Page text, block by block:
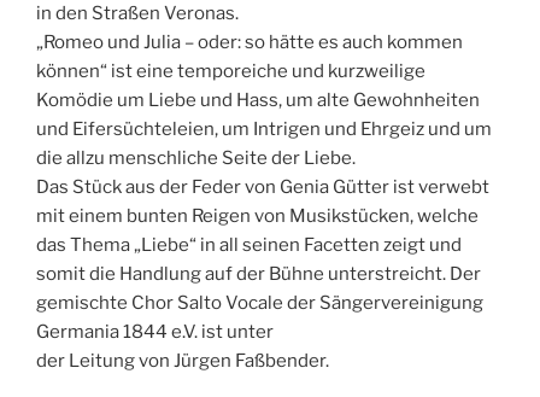
in den Straßen Veronas.
„Romeo und Julia – oder: so hätte es auch kommen
können“ ist eine temporeiche und kurzweilige
Komödie um Liebe und Hass, um alte Gewohnheiten
und Eifersüchteleien, um Intrigen und Ehrgeiz und um
die allzu menschliche Seite der Liebe.
Das Stück aus der Feder von Genia Gütter ist verwebt
mit einem bunten Reigen von Musikstücken, welche
das Thema „Liebe“ in all seinen Facetten zeigt und
somit die Handlung auf der Bühne unterstreicht. Der
gemischte Chor Salto Vocale der Sängervereinigung
Germania 1844 e.V. ist unter
der Leitung von Jürgen Faßbender.